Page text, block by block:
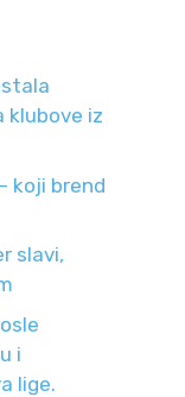
klubove iz
koji brend
slavi,
i
lige.